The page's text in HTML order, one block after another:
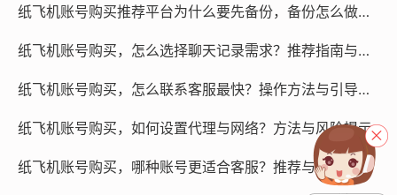
如果您的账号因违反平台规定而被封禁或禁用，购买一个
现成的账号可以快速恢复您的账号权限,避免因账号问题导
纸飞机平台有时会推出账号购买优惠活动，如折扣、赠品
等，关注平台官方公告和活动信息,可以在活动期间以更低
纸飞机账号购买推荐平台为什么要先备份，备份怎么做与什么时候做更好方法
纸飞机账号购买，怎么选择聊天记录需求？推荐指南与对比
纸飞机账号购买，怎么联系客服最快？操作方法与引导步骤
纸飞机账号购买，如何设置代理与网络？方法与风险提示
纸飞机账号购买，哪种账号更适合客服？推荐与评测指南